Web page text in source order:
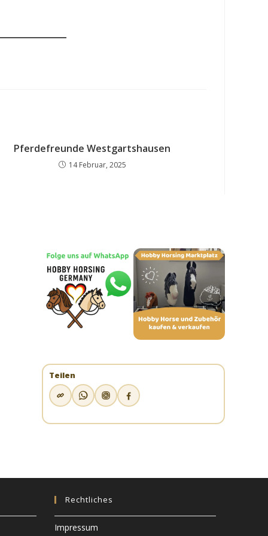
Pferdefreunde Westgartshausen
14 Februar, 2025
Teilen
Rechtliches
Impressum